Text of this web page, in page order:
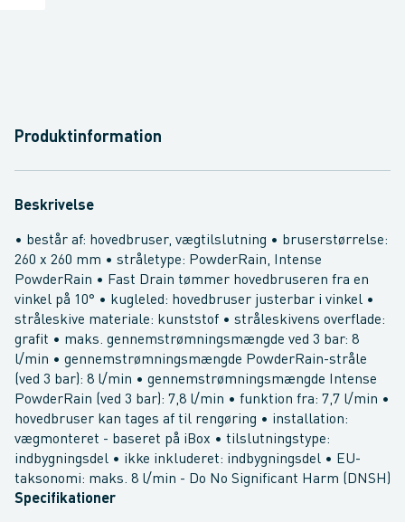
Produktinformation
Beskrivelse
• består af: hovedbruser, vægtilslutning • bruserstørrelse:
260 x 260 mm • stråletype: PowderRain, Intense
PowderRain • Fast Drain tømmer hovedbruseren fra en
vinkel på 10° • kugleled: hovedbruser justerbar i vinkel •
stråleskive materiale: kunststof • stråleskivens overflade:
grafit • maks. gennemstrømningsmængde ved 3 bar: 8
l/min • gennemstrømningsmængde PowderRain-stråle
(ved 3 bar): 8 l/min • gennemstrømningsmængde Intense
PowderRain (ved 3 bar): 7,8 l/min • funktion fra: 7,7 l/min •
hovedbruser kan tages af til rengøring • installation:
vægmonteret - baseret på iBox • tilslutningstype:
indbygningsdel • ikke inkluderet: indbygningsdel • EU-
taksonomi: maks. 8 l/min - Do No Significant Harm (DNSH)
Specifikationer